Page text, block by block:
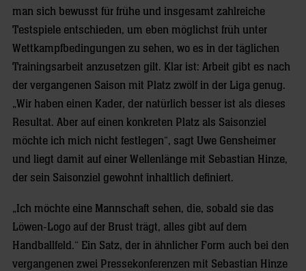
man sich bewusst für frühe und insgesamt zahlreiche
Testspiele entschieden, um eben möglichst früh unter
Wettkampfbedingungen zu sehen, wo es in der täglichen
Trainingsarbeit anzusetzen gilt. Klar ist: Arbeit gibt es nach
der vergangenen Saison mit Platz zwölf in der Liga genug.
„Wir haben einen Kader, der natürlich besser ist als dieses
Resultat. Aber auf einen konkreten Platz als Saisonziel
möchte ich mich nicht festlegen“, sagt Uwe Gensheimer
und liegt damit auf einer Wellenlänge mit Sebastian Hinze,
der sein Saisonziel gewohnt inhaltlich definiert.
„Ich möchte eine Mannschaft sehen, die, sobald sie das
Löwen-Logo auf der Brust trägt, alles gibt auf dem
Handballfeld.“ Ein Satz, der in ähnlicher Form auch bei den
vergangenen zwei Pressekonferenzen mit Sebastian Hinze